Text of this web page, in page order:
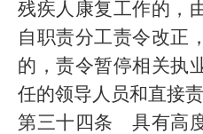
残疾人康复工作的，
自职责分工责令改正
的，责令暂停相关执
任的领导人员和直接
第三十四条 具有高